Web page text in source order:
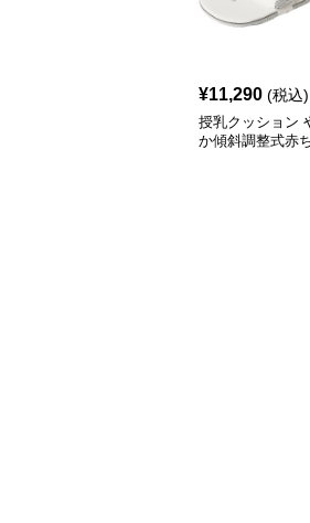
¥11,290 (税込)
授乳クッション
か傾斜調整式赤